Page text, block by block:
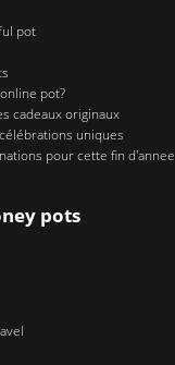
pot
pot?
cadeaux originaux
uniques
pour cette fin d'annee
pots